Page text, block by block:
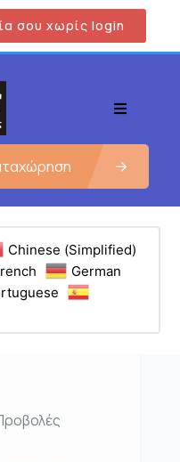
σου χωρίς login
Chinese (Simplified)
German